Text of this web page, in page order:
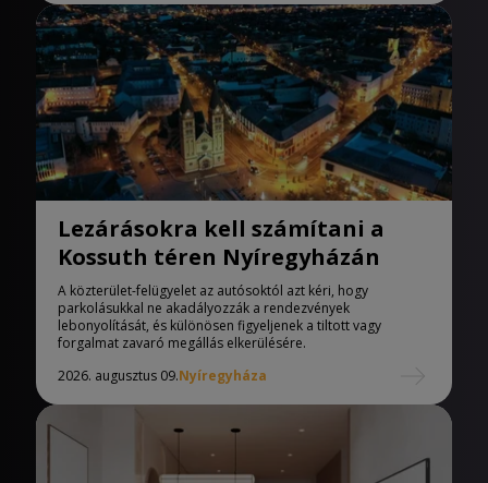
Lezárásokra kell számítani a
Kossuth téren Nyíregyházán
A közterület-felügyelet az autósoktól azt kéri, hogy
parkolásukkal ne akadályozzák a rendezvények
lebonyolítását, és különösen figyeljenek a tiltott vagy
forgalmat zavaró megállás elkerülésére.
2026. augusztus 09.Nyíregyháza